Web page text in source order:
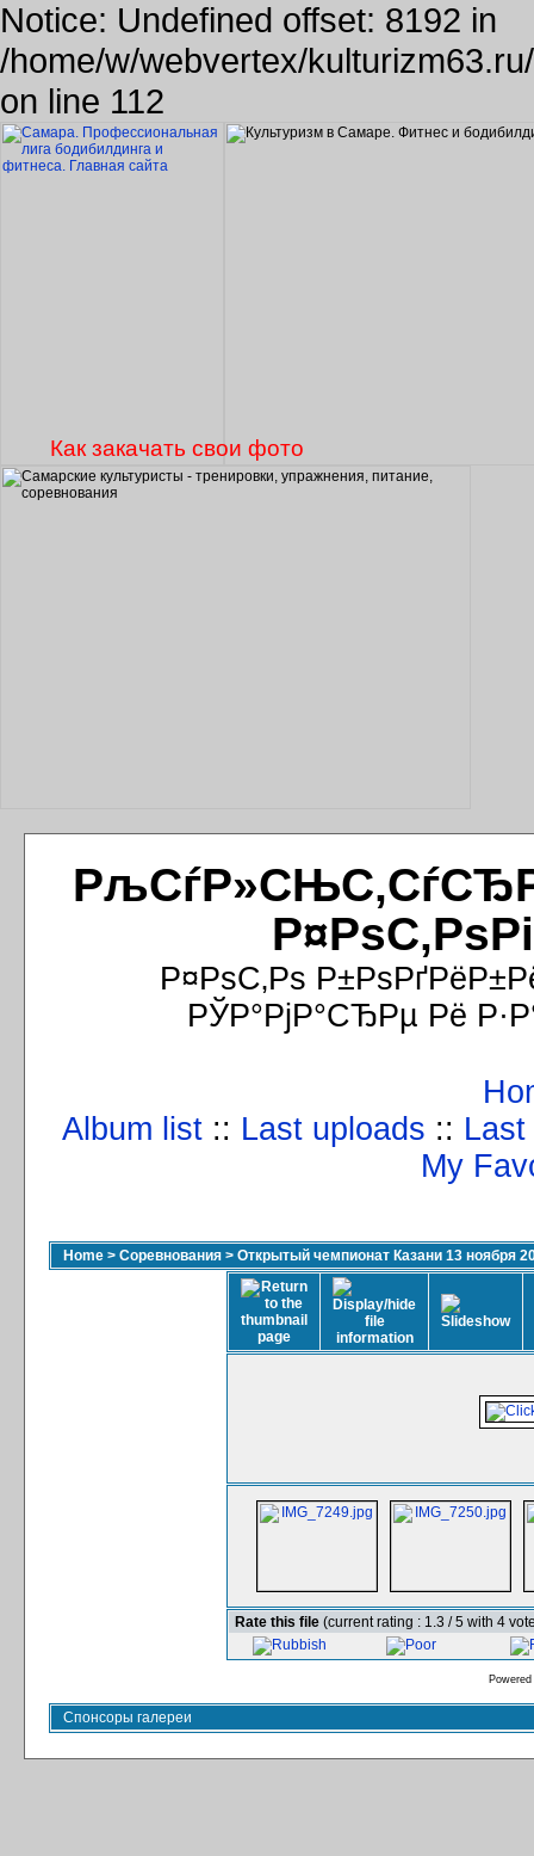
Notice: Undefined offset: 8192 in
/home/w/webvertex/
on line 112
Р¤РѕС‚Рѕ
РЎР°РјР°СЂРµ Рё
Album list :: Last uploads ::
My
Home > Соревнования > Открытый чемпионат Казани 13 ноября
Rate this file (current rating : 1.3 / 5 with 4
Спонсоры галереи
Как закачать свои фото